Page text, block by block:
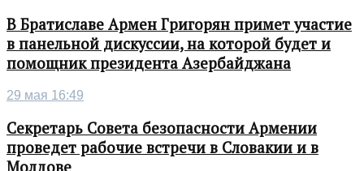
В Братиславе Армен Григорян примет участие
в панельной дискуссии, на которой будет и
помощник президента Азербайджана
29 мая 16:49
Секретарь Совета безопасности Армении
проведет рабочие встречи в Словакии и в
Молдове